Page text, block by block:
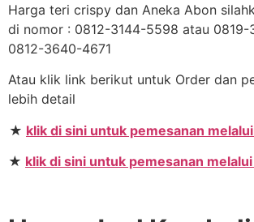
Harga teri crispy dan Aneka Abon
di nomor : 0812-3144-5598 atau
0812-3640-4671
Atau klik link berikut untuk Order dan
lebih detail
★ klik di sini untuk pemesanan melalui
★ klik di sini untuk pemesanan